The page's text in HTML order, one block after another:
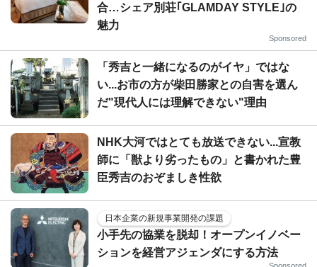
合…シェア別荘｢GLAMDAY STYLE｣の
魅力
Sponsored
「秀吉と一緒になるのがイヤ」ではな
い...お市の方が柴田勝家との自害を選ん
だ"現代人には理解できない"理由
NHK大河ではとても放送できない...宣教
師に「獣より劣ったもの」と書かれた豊
臣秀吉のおぞましき性欲
日本企業の新規事業開発の課題
小手先の協業を脱却！オープンイノベー
ションを経営アジェンダにする方法